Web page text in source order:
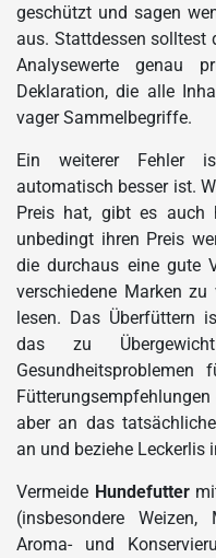
geschützt und sagen
aus. Stattdessen solltest
Analysewerte genau
Deklaration, die alle
vager Sammelbegriffe.
Ein weiterer Fehler
automatisch besser ist.
Preis hat, gibt es auch
unbedingt ihren Preis
die durchaus eine gute
verschiedene Marken
lesen. Das Überfüttern
das zu
aber an das
an und beziehe Leckerlis
Vermeide Hundefutter
(insbesondere
Aroma- und